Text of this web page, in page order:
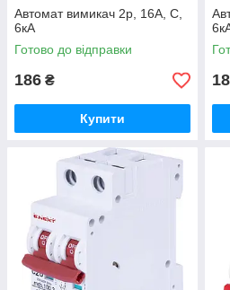
Автомат вимикач 2р, 16А, C,
6кА
Готово до відправки
186 ₴
Купити